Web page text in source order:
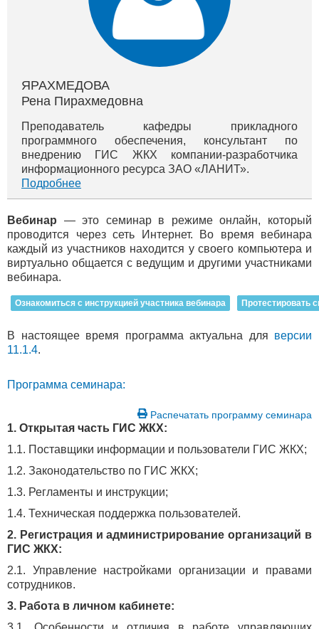
ЯРАХМЕДОВА
Рена Пирахмедовна
Преподаватель кафедры прикладного
программного обеспечения, консультант по
внедрению ГИС ЖКХ компании-разработчика
информационного ресурса ЗАО «ЛАНИТ».
Подробнее
Вебинар — это семинар в режиме онлайн, который
проводится через сеть Интернет. Во время вебинара
каждый из участников находится у своего компьютера и
виртуально общается с ведущим и другими участниками
вебинара.
Ознакомиться с инструкцией участника вебинара Протестировать
В настоящее время программа актуальна для версии
11.1.4.
Программа семинара:
Распечатать программу семинара
1. Открытая часть ГИС ЖКХ:
1.1. Поставщики информации и пользователи ГИС ЖКХ;
1.2. Законодательство по ГИС ЖКХ;
1.3. Регламенты и инструкции;
1.4. Техническая поддержка пользователей.
2. Регистрация и администрирование организаций в
ГИС ЖКХ:
2.1. Управление настройками организации и правами
сотрудников.
3. Работа в личном кабинете: